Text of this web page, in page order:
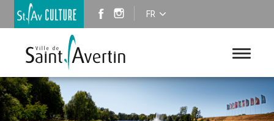
FR